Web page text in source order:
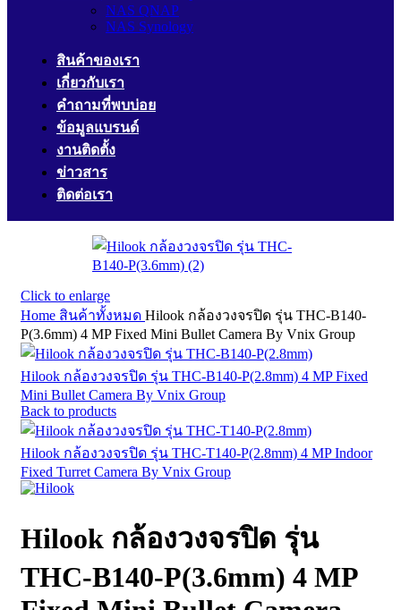
NAS QNAP
NAS Synology
สินค้าของเรา
เกี่ยวกับเรา
คำถามที่พบบ่อย
ข้อมูลแบรนด์
งานติดตั้ง
ข่าวสาร
ติดต่อเรา
Click to enlarge
Home สินค้าทั้งหมด Hilook กล้องวงจรปิด รุ่น THC-B140-
P(3.6mm) 4 MP Fixed Mini Bullet Camera By Vnix Group
Hilook กล้องวงจรปิด รุ่น THC-B140-P(2.8mm) 4 MP Fixed
Mini Bullet Camera By Vnix Group
Back to products
Hilook กล้องวงจรปิด รุ่น THC-T140-P(2.8mm) 4 MP Indoor
Fixed Turret Camera By Vnix Group
Hilook กล้องวงจรปิด รุ่น
THC-B140-P(3.6mm) 4 MP